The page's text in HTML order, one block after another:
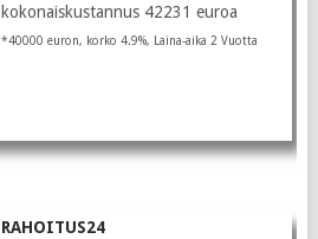
kokonaiskustannus 42231 euroa
*40000 euron, korko 4.9%, Laina-aika 2 Vuotta
RAHOITUS24